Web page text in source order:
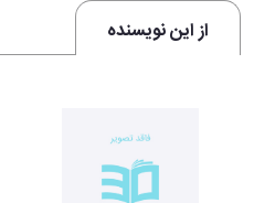
از این نویسنده